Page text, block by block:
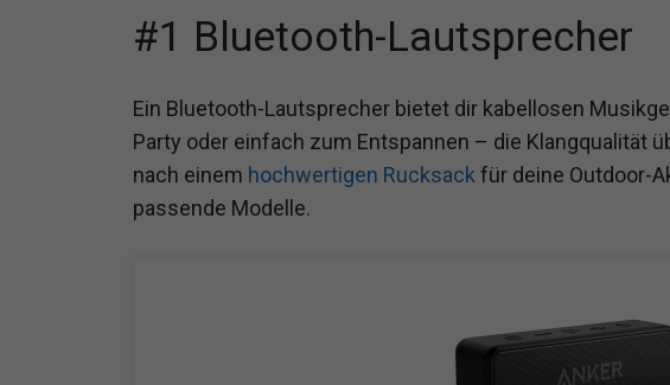
#1 Bluetooth-Lautsprecher
Ein Bluetooth-Lautsprecher bietet dir kabellosen
Party oder einfach zum Entspannen – die Klangqualität
nach einem hochwertigen Rucksack für deine Outdoor-
passende Modelle.